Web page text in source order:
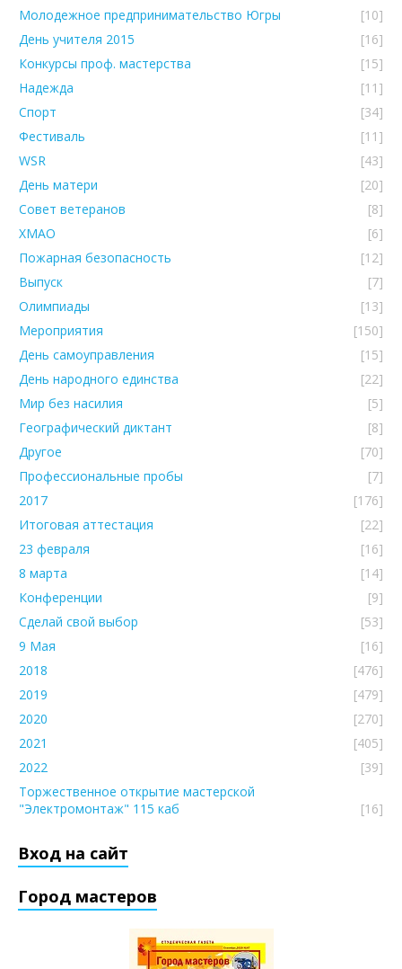
Молодежное предпринимательство Югры
[10]
День учителя 2015
[16]
Конкурсы проф. мастерства
[15]
Надежда
[11]
Спорт
[34]
Фестиваль
[11]
WSR
[43]
День матери
[20]
Совет ветеранов
[8]
ХМАО
[6]
Пожарная безопасность
[12]
Выпуск
[7]
Олимпиады
[13]
Мероприятия
[150]
День самоуправления
[15]
День народного единства
[22]
Мир без насилия
[5]
Географический диктант
[8]
Другое
[70]
Профессиональные пробы
[7]
2017
[176]
Итоговая аттестация
[22]
23 февраля
[16]
8 марта
[14]
Конференции
[9]
Сделай свой выбор
[53]
9 Мая
[16]
2018
[476]
2019
[479]
2020
[270]
2021
[405]
2022
[39]
Торжественное открытие мастерской
"Электромонтаж" 115 каб
[16]
Вход на сайт
Город мастеров